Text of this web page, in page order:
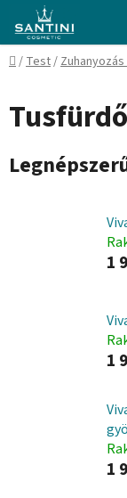
fő
tartalomhoz
Kezdőlap
/Test/
1
1
1